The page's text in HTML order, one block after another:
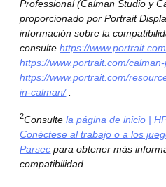
Professional (Calman Studio y
proporcionado por Portrait
información sobre la
consultehttps://
https://www.portrait.com/
https://www.portrait.com/
in-calman/.
2Consultela página de inicio |
Conéctese al trabajo o a los
Parsec para obtener más
compatibilidad.